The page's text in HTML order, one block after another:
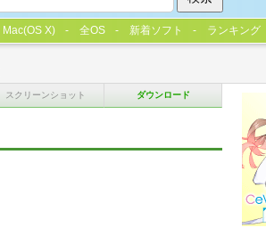
スクリーンショット ダウンロード
Mac(OS X) 全OS 新着ソフト ランキング